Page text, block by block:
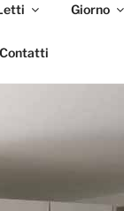
Giorno
Contatti